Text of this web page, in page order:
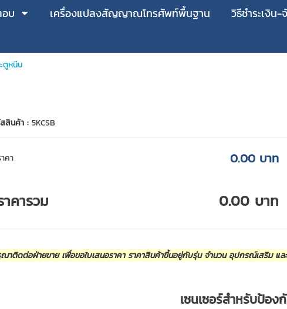
บ เครื่องแปลงสัญญาณโทรศัพท์พื้นฐาน วิธีชำระเงิน
ตูหนีบ
สินค้า : 5KCSB
คา 0.00 บาท
าคารวม 0.00 บาท
าติดต่อฝ่ายขาย เพื่อขอใบเสนอราคา ราคาสินค้าขึ้นอยู่กับรุ่น จำนวน อุปกรณ์เสริม แ
เซนเซอร์สำหรับป้อง